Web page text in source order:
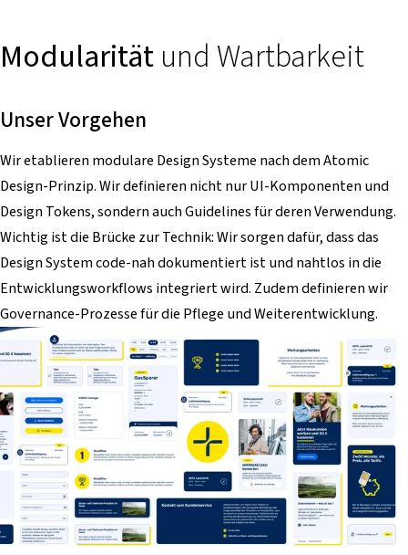
Modularität und Wartbarkeit
Unser Vorgehen
Wir etablieren modulare Design Systeme nach dem Atomic
Design-Prinzip. Wir definieren nicht nur UI-Komponenten und
Design Tokens, sondern auch Guidelines für deren Verwendung.
Wichtig ist die Brücke zur Technik: Wir sorgen dafür, dass das
Design System code-nah dokumentiert ist und nahtlos in die
Entwicklungsworkflows integriert wird. Zudem definieren wir
Governance-Prozesse für die Pflege und Weiterentwicklung.